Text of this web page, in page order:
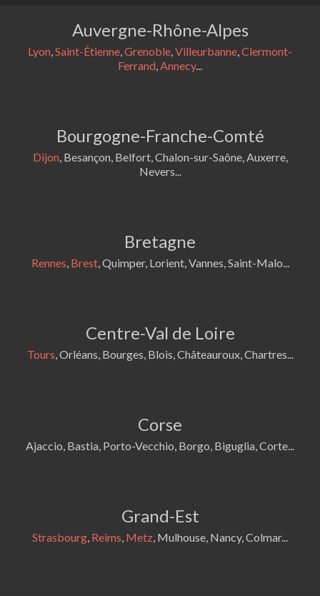
Auvergne-Rhône-Alpes
Lyon,Saint-Étienne,Grenoble,Villeurbanne,Clermont-
Ferrand,Annecy...
Bourgogne-Franche-Comté
Dijon, Besançon, Belfort, Chalon-sur-Saône, Auxerre,
Nevers...
Bretagne
Rennes, Brest, Quimper, Lorient, Vannes, Saint-Malo...
Centre-Val de Loire
Tours, Orléans, Bourges, Blois, Châteauroux, Chartres...
Corse
Ajaccio, Bastia, Porto-Vecchio, Borgo, Biguglia, Corte...
Grand-Est
Strasbourg, Reims, Metz, Mulhouse, Nancy, Colmar...